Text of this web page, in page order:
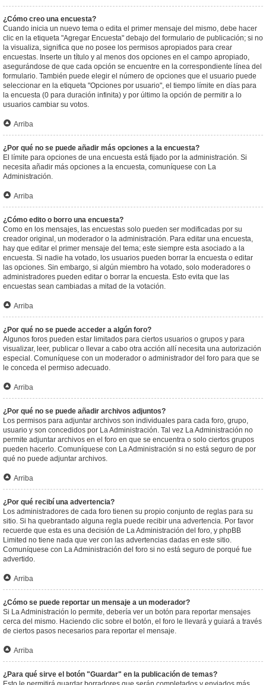
¿Cómo creo una encuesta?
Cuando inicia un nuevo tema o edita el primer mensaje del mismo, debe hacer
clic en la etiqueta "Agregar Encuesta" debajo del formulario de publicación; si no
la visualiza, significa que no posee los permisos apropiados para crear
encuestas. Inserte un título y al menos dos opciones en el campo apropiado,
asegurándose de que cada opción se encuentre en la correspondiente línea del
formulario. También puede elegir el número de opciones que el usuario puede
seleccionar en la etiqueta "Opciones por usuario", el tiempo límite en días para
la encuesta (0 para duración infinita) y por último la opción de permitir a lo
usuarios cambiar su votos.
Arriba
¿Por qué no se puede añadir más opciones a la encuesta?
El límite para opciones de una encuesta está fijado por la administración. Si
necesita añadir más opciones a la encuesta, comuníquese con La
Administración.
Arriba
¿Cómo edito o borro una encuesta?
Como en los mensajes, las encuestas solo pueden ser modificadas por su
creador original, un moderador o la administración. Para editar una encuesta,
hay que editar el primer mensaje del tema; este siempre esta asociado a la
encuesta. Si nadie ha votado, los usuarios pueden borrar la encuesta o editar
las opciones. Sin embargo, si algún miembro ha votado, solo moderadores o
administradores pueden editar o borrar la encuesta. Esto evita que las
encuestas sean cambiadas a mitad de la votación.
Arriba
¿Por qué no se puede acceder a algún foro?
Algunos foros pueden estar limitados para ciertos usuarios o grupos y para
visualizar, leer, publicar o llevar a cabo otra acción allí necesita una autorización
especial. Comuníquese con un moderador o administrador del foro para que se
le conceda el permiso adecuado.
Arriba
¿Por qué no se puede añadir archivos adjuntos?
Los permisos para adjuntar archivos son individuales para cada foro, grupo,
usuario y son concedidos por La Administración. Tal vez La Administración no
permite adjuntar archivos en el foro en que se encuentra o solo ciertos grupos
pueden hacerlo. Comuníquese con La Administración si no está seguro de por
qué no puede adjuntar archivos.
Arriba
¿Por qué recibí una advertencia?
Los administradores de cada foro tienen su propio conjunto de reglas para su
sitio. Si ha quebrantado alguna regla puede recibir una advertencia. Por favor
recuerde que esta es una decisión de La Administración del foro, y phpBB
Limited no tiene nada que ver con las advertencias dadas en este sitio.
Comuníquese con La Administración del foro si no está seguro de porqué fue
advertido.
Arriba
¿Cómo se puede reportar un mensaje a un moderador?
Si La Administración lo permite, debería ver un botón para reportar mensajes
cerca del mismo. Haciendo clic sobre el botón, el foro le llevará y guiará a través
de ciertos pasos necesarios para reportar el mensaje.
Arriba
¿Para qué sirve el botón "Guardar" en la publicación de temas?